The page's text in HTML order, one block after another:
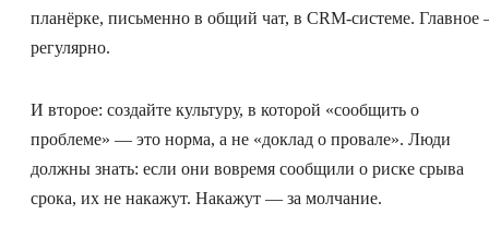
планёрке, письменно в общий чат, в CRM-системе.
регулярно.
И второе: создайте культуру, в которой «сообщить о
проблеме» — это норма, а не «доклад о провале». Люди
должны знать: если они вовремя сообщили о риске срыва
срока, их не накажут. Накажут — за молчание.